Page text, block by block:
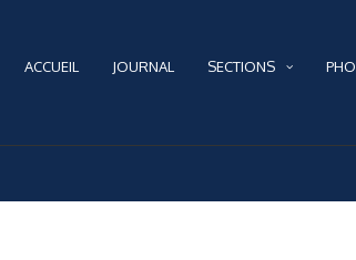
ACCUEIL JOURNAL SECTIONS